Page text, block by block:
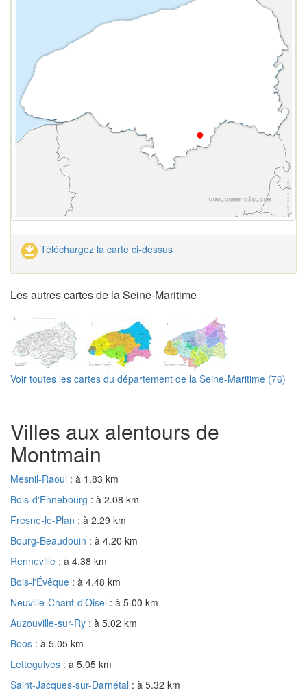
Téléchargez la carte ci-dessus
Les autres cartes de la Seine-Maritime
Voir toutes les cartes du département de la Seine-Maritime (76)
Villes aux alentours de
Montmain
Mesnil-Raoul : à 1.83 km
Bois-d'Ennebourg : à 2.08 km
Fresne-le-Plan : à 2.29 km
Bourg-Beaudouin : à 4.20 km
Renneville : à 4.38 km
Bois-l'Évêque : à 4.48 km
Neuville-Chant-d'Oisel : à 5.00 km
Auzouville-sur-Ry : à 5.02 km
Boos : à 5.05 km
Letteguives : à 5.05 km
Saint-Jacques-sur-Darnétal : à 5.32 km